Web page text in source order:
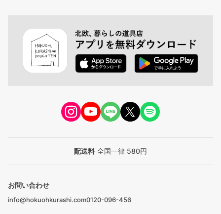
配送料 全国一律 580円
お問い合わせ
info@hokuohkurashi.com0120-096-456